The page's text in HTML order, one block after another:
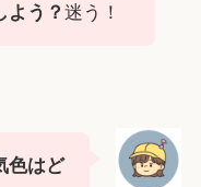
よう？ 迷う！
色はど